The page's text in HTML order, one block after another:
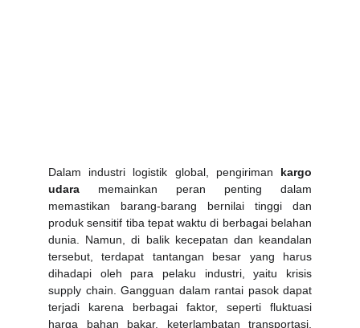
Dalam industri logistik global, pengiriman kargo
udara memainkan peran penting dalam
memastikan barang-barang bernilai tinggi dan
produk sensitif tiba tepat waktu di berbagai belahan
dunia. Namun, di balik kecepatan dan keandalan
tersebut, terdapat tantangan besar yang harus
dihadapi oleh para pelaku industri, yaitu krisis
supply chain. Gangguan dalam rantai pasok dapat
terjadi karena berbagai faktor, seperti fluktuasi
harga bahan bakar, keterlambatan transportasi,